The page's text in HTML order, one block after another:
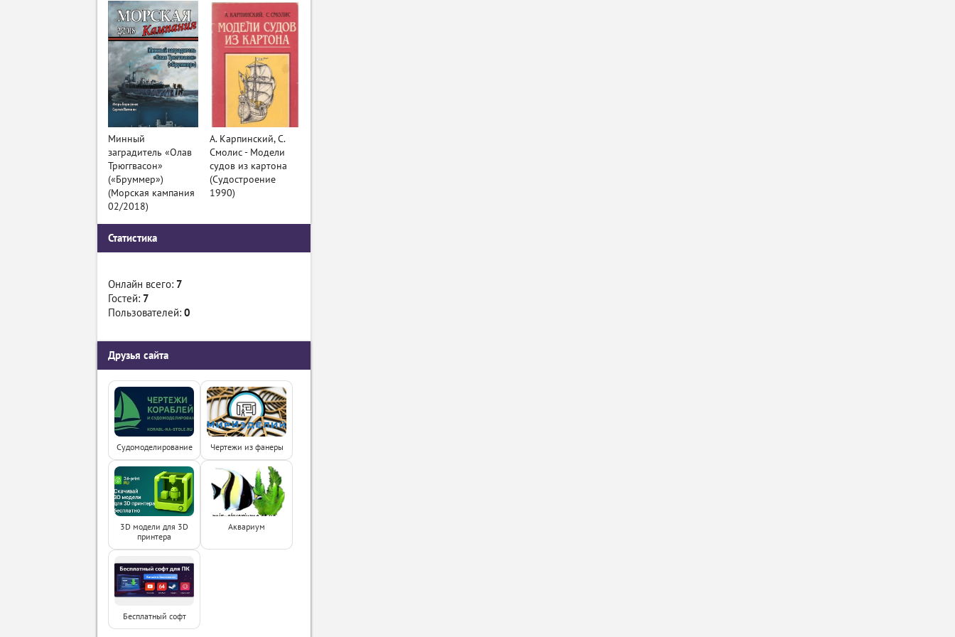
Минный
заградитель «Олав
Трюггвасон»
(«Бруммер»)
(Морская кампания
02/2018)
А. Карпинский, С.
Смолис - Модели
судов из картона
(Судостроение
1990)
Статистика
Онлайн всего: 7
Гостей: 7
Пользователей: 0
Друзья сайта
Судомоделирование Чертежи из фанеры
3D модели для 3D
принтера
Аквариум
Бесплатный софт